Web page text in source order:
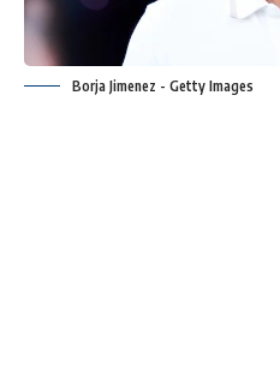
Borja Jimenez - Getty Images